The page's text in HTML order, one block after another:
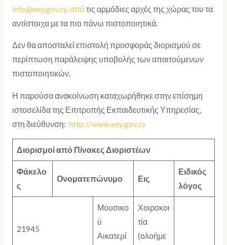
info@eey.gov.cy, απότις αρμόδιες αρχές της χώρας του τα
αντίστοιχα με τα πιο πάνω πιστοποιητικά.
Δεν θα αποσταλεί επιστολή προσφοράς διορισμού σε
περίπτωση παράλειψης υποβολής των απαιτούμενων
πιστοποιητικών.
Η παρούσα ανακοίνωση καταχωρήθηκε στην επίσημη
ιστοσελίδα της Επιτροπής Εκπαιδευτικής Υπηρεσίας,
στη διεύθυνση: http://www.eey.gov.cy
Διορισμοί από Πίνακες Διοριστέων
Φάκελο
ς
Ονοματεπώνυμο Εις
Ειδικός
λόγος
21945
Μουσικο
ύ
Αικατερί
Χοιροκοι
τία
(ολοήμε